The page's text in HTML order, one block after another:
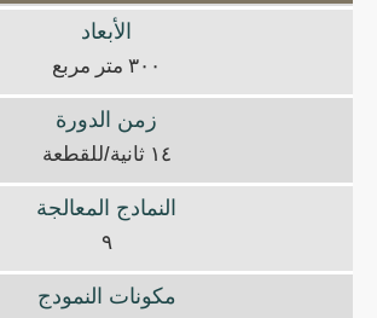
الأبعاد
٣٠٠ متر مربع
زمن الدورة
١٤ ثانية/للقطعة
النمادج المعالجة
٩
مكونات النمودج